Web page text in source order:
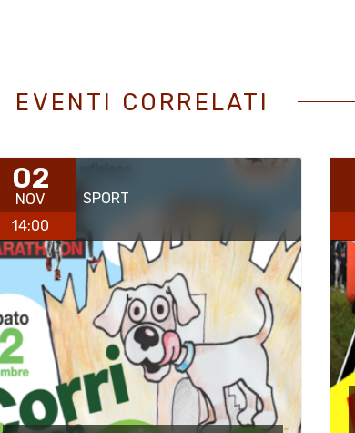
EVENTI CORRELATI
02
NOV
14:00
SPORT